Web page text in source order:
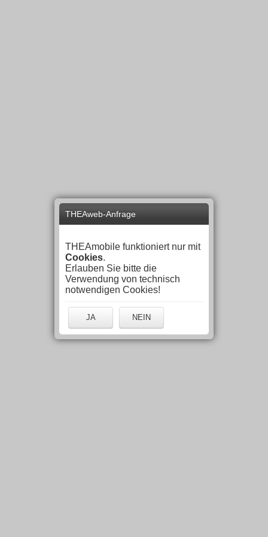
THEAweb-Anfrage
THEAmobile funktioniert nur mit
Cookies.
Erlauben Sie bitte die
Verwendung von technisch
notwendigen Cookies!
JA NEIN